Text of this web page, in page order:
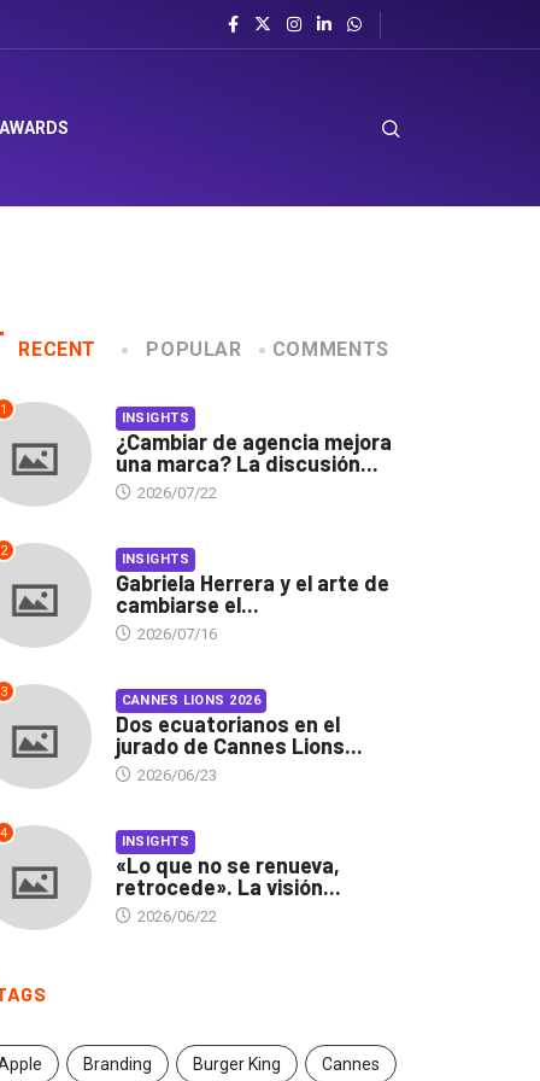
RECENT POPULAR COMMENTS
1 INSIGHTS
¿Cambiar de agencia mejora
una marca? La discusión...
2026/07/22
2 INSIGHTS
Gabriela Herrera y el arte de
cambiarse el...
2026/07/16
3 CANNES LIONS 2026
Dos ecuatorianos en el
jurado de Cannes Lions...
2026/06/23
4 INSIGHTS
«Lo que no se renueva,
retrocede». La visión...
2026/06/22
Branding Burger King Cannes